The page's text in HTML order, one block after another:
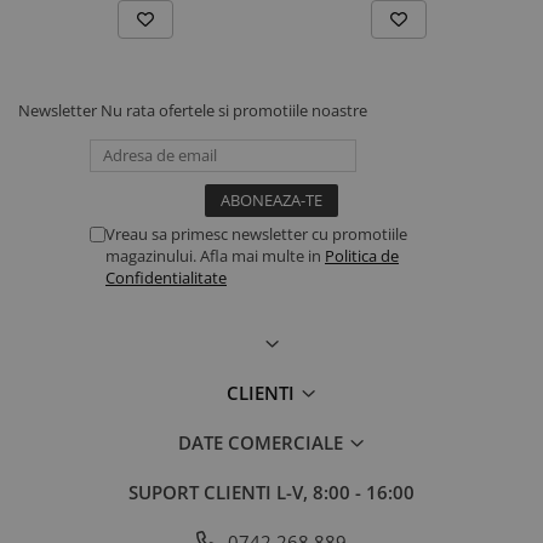
Electroliti si suplimente vitei
Silozuri cereale
Utilaje furajare
Vopsele, sprayuri, markere
Roboti de muls
Sanatate si confort animale
Newsletter Nu rata ofertele si promotiile noastre
Vreau sa primesc newsletter cu promotiile
magazinului. Afla mai multe in Politica de
Confidentialitate
CLIENTI
DATE COMERCIALE
SUPORT CLIENTI L-V, 8:00 - 16:00